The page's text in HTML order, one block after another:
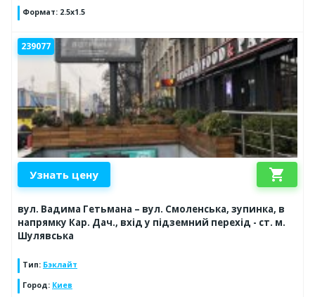
Формат: 2.5x1.5
239077
Узнать цену shopping_cart
вул. Вадима Гетьмана – вул. Смоленська, зупинка, в
напрямку Кар. Дач., вхід у підземний перехід - ст. м.
Шулявська
Тип: Бэклайт
Город: Киев